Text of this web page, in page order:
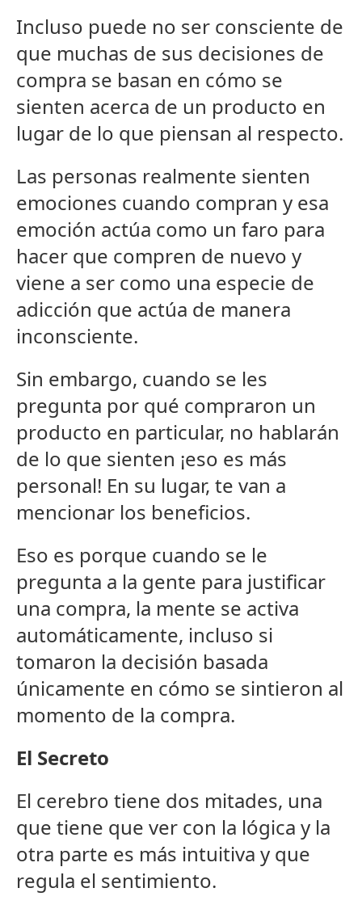
Incluso puede no ser consciente de
que muchas de sus decisiones de
compra se basan en cómo se
sienten acerca de un producto en
lugar de lo que piensan al respecto.
Las personas realmente sienten
emociones cuando compran y esa
emoción actúa como un faro para
hacer que compren de nuevo y
viene a ser como una especie de
adicción que actúa de manera
inconsciente.
Sin embargo, cuando se les
pregunta por qué compraron un
producto en particular, no hablarán
de lo que sienten ¡eso es más
personal! En su lugar, te van a
mencionar los beneficios.
Eso es porque cuando se le
pregunta a la gente para justificar
una compra, la mente se activa
automáticamente, incluso si
tomaron la decisión basada
únicamente en cómo se sintieron al
momento de la compra.
El Secreto
El cerebro tiene dos mitades, una
que tiene que ver con la lógica y la
otra parte es más intuitiva y que
regula el sentimiento.